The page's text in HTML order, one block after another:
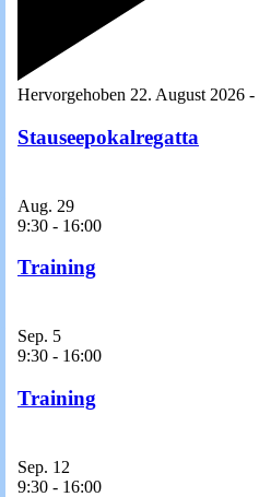
Hervorgehoben 22. August 2026 -
Stauseepokalregatta
Aug. 29
9:30 - 16:00
Training
Sep. 5
9:30 - 16:00
Training
Sep. 12
9:30 - 16:00